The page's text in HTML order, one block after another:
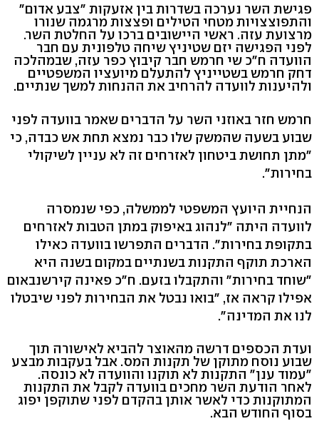
פגישת השר נערכה בשדרות בין אזעקות "צבע אדום"
והתפוצצויות מטחי הטילים ופצצות מרגמה שנורו
מרצועת עזה. ראשי היישובים ברכו על החלטת השר.
לפני הפגישה יזם שטיניץ שיחה טלפונית עם חבר
הוועדה ח"כ שי חרמש חבר קיבוץ כפר עזה, שבמהלכה
דחק חרמש בשטייניץ להתעלם מיועציו המשפטיים
ולהיענות לוועדה להרחיב את ההנחות למשך שנתיים.
חרמש חזר באוזני השר על הדברים שאמר בוועדה לפני
שבוע בשעה שהמשק שלו כבר נמצא תחת אש כבדה, כי
"מתן תחושת ביטחון לאזרחים זה לא עניין לשיקולי
בחירות".
הנחיית היועץ המשפטי לממשלה, כפי שנמסרה
לוועדה היתה "לנהוג באיפוק במתן הטבות לאזרחים
בתקופת בחירות". הדברים התפרשו בוועדה כאילו
הארכת תוקף התקנות בשנתיים במקום בשנה היא
"שוחד בחירות" והתקבלו בזעם. ח"כ פאינה קירשנבאום
אפילו קראה אז, "בואו נבטל את הבחירות לפני שיבטלו
לנו את המדינה".
ועדת הכספים דרשה מהאוצר להביא לאישורה תוך
שבוע נוסח מתוקן של תקנות המס. אבל בעקבות מבצע
"עמוד ענן" התקנות לא תוקנו והוועדה לא כונסה.
לאחר הודעת השר מחכים בוועדה לקבל את התקנות
המתוקנות כדי לאשר אותן בהקדם לפני שתוקפן יפוג
בסוף החודש הבא.